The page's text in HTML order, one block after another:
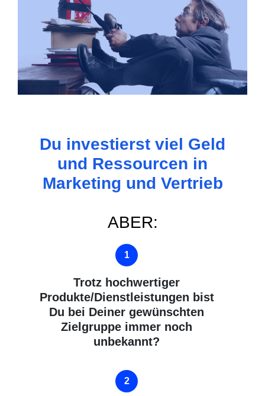
Du investierst viel Geld
und Ressourcen in
Marketing und Vertrieb
ABER:
Trotz hochwertiger
Produkte/Dienstleistungen bist
Du bei Deiner gewünschten
Zielgruppe immer noch
unbekannt?